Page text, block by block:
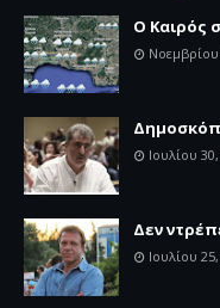
Ο Καιρός
Νοεμβρίου
Ιουλίου
Δεν
Ιουλίου